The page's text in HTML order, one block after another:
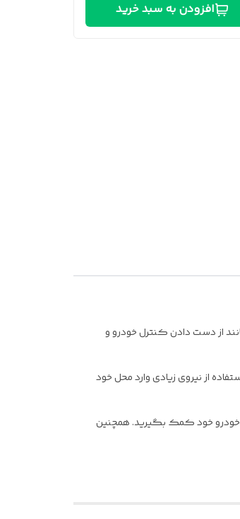
افزودن به سبد خرید
از دست دادن کنترل خودرو و
از نیروی زیادی وارد محل خود
خودرو خود کمک بگیرید. همچنین